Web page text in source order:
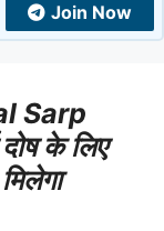
Join Now
Sarp
के लिए